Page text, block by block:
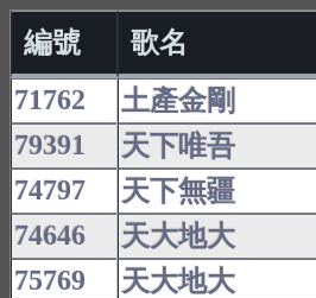
編號 歌名
71762
土產金剛
79391 天下唯吾
74797 天下無疆
74646 天大地大
75769 天大地大